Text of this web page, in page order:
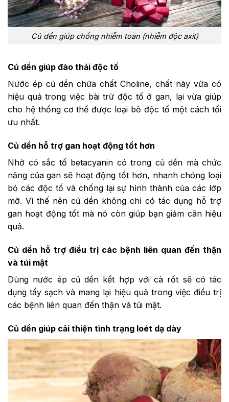
Củ dền giúp chống nhiễm toan (nhiễm độc axit)
Củ dền giúp đào thải độc tố
Nước ép củ dền chứa chất Choline, chất này vừa có
hiệu quả trong việc bài trừ độc tố ở gan, lại vừa giúp
cho hệ thống cơ thể được loại bỏ độc tố một cách tối
ưu nhất.
Củ dền hỗ trợ gan hoạt động tốt hơn
Nhờ có sắc tố betacyanin có trong củ dền mà chức
năng của gan sẽ hoạt động tốt hơn, nhanh chóng loại
bỏ các độc tố và chống lại sự hình thành của các lớp
mỡ. Vì thế nên củ dền không chỉ có tác dụng hỗ trợ
gan hoạt động tốt mà nó còn giúp bạn giảm cân hiệu
quả.
Củ dền hỗ trợ điều trị các bệnh liên quan đến thận
và túi mật
Dùng nước ép củ dền kết hợp với cà rốt sẽ có tác
dụng tẩy sạch và mang lại hiệu quả trong việc điều trị
các bệnh liên quan đến thận và túi mật.
Củ dền giúp cải thiện tình trạng loét dạ dày